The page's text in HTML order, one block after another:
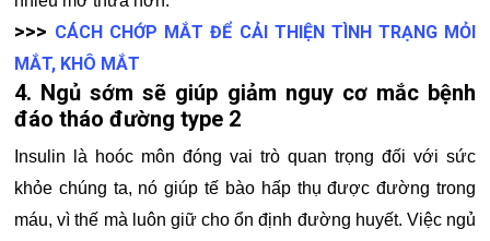
>>> CÁCH CHỚP MẮT ĐỂ CẢI THIỆN TÌNH TRẠNG MỎI
MẮT, KHÔ MẮT
4. Ngủ sớm sẽ giúp giảm nguy cơ mắc bệnh
đáo tháo đường type 2
Insulin là hoóc môn đóng vai trò quan trọng đối với sức
khỏe chúng ta, nó giúp tế bào hấp thụ được đường trong
máu, vì thế mà luôn giữ cho ổn định đường huyết. Việc ngủ